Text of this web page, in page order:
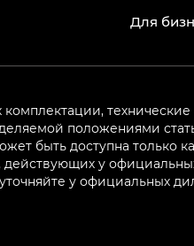
Для
положениями
быть доступна только
действующих у
у официальных